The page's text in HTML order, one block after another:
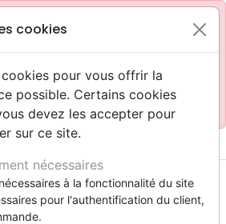
professionnels
: Se connecter
: La Maison de la Bible
cookies
pour vous offrir la
possible. Certains cookies
devez les accepter pour
sur ce site.
nécessaires
à la fonctionnalité du site
pour l'authentification du client,